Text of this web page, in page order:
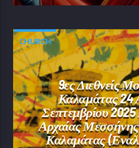
CHURCH
9ες Διεθνείς
Καλαμάτας 24
Σεπτεμβρίου
Αρχαίας
Καλαμάτας